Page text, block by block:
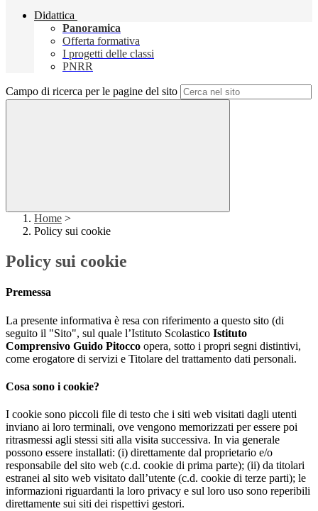
Didattica
Panoramica
Offerta formativa
I progetti delle classi
PNRR
Campo di ricerca per le pagine del sito
Home >
Policy sui cookie
Policy sui cookie
Premessa
La presente informativa è resa con riferimento a questo sito (di
seguito il "Sito", sul quale l’Istituto Scolastico Istituto
Comprensivo Guido Pitocco opera, sotto i propri segni distintivi,
come erogatore di servizi e Titolare del trattamento dati personali.
Cosa sono i cookie?
I cookie sono piccoli file di testo che i siti web visitati dagli utenti
inviano ai loro terminali, ove vengono memorizzati per essere poi
ritrasmessi agli stessi siti alla visita successiva. In via generale
possono essere installati: (i) direttamente dal proprietario e/o
responsabile del sito web (c.d. cookie di prima parte); (ii) da titolari
estranei al sito web visitato dall’utente (c.d. cookie di terze parti); le
informazioni riguardanti la loro privacy e sul loro uso sono reperibili
direttamente sui siti dei rispettivi gestori.